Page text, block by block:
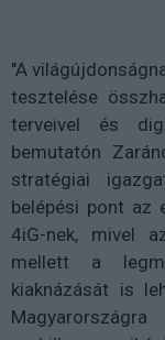
"A
tesztelése
terveivel és
bemutatón
stratégiai
belépési pont az
4iG-nek, mivel
mellett a
kiaknázását is